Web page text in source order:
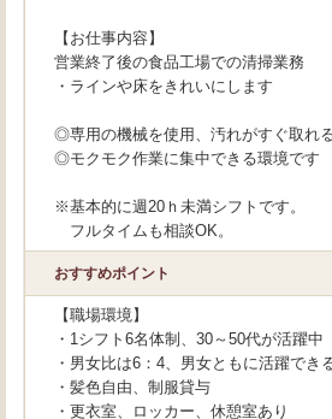
【お仕事内容】
営業終了後の食品工場での清掃業務
・ラインや床をきれいにします
◎専用の機械を使用、汚れがすぐ取れ
◎モクモク作業に集中できる環境です
※基本的に週20ｈ未満シフトです。
フルタイムも相談OK。
おすすめポイント
【職場環境】
・1シフト6名体制、30～50代が活躍中
・男女比は6：4、男女ともに活躍でき
・髪色自由、制服貸与
・更衣室、ロッカー、休憩室あり